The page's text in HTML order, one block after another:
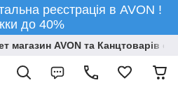
реєстрація в AVON !
до 40%
магазин AVON та Канцтоварів